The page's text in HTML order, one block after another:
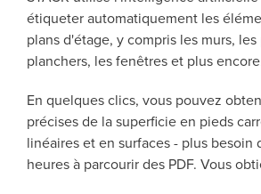
étiqueter automatiquement les
plans d'étage, y compris les murs,
planchers, les fenêtres et plus
En quelques clics, vous pouvez
précises de la superficie en pieds
linéaires et en surfaces - plus besoin
heures à parcourir des PDF. Vous